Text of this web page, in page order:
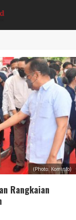
(Photo: Kominfo)
Rangkaian